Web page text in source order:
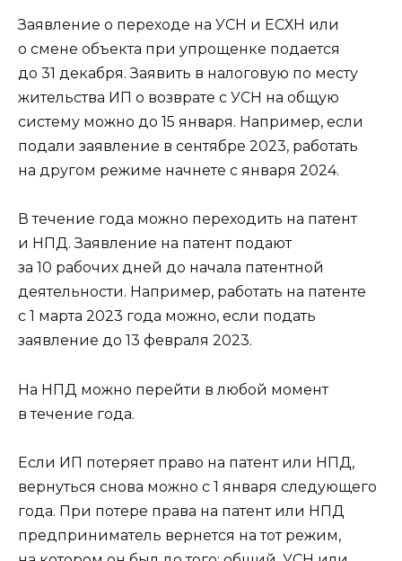
Заявление о переходе на УСН и ЕСХН или
о смене объекта при упрощенке подается
до 31 декабря. Заявить в налоговую по месту
жительства ИП о возврате с УСН на общую
систему можно до 15 января. Например, если
подали заявление в сентябре 2023, работать
на другом режиме начнете с января 2024.
В течение года можно переходить на патент
и НПД. Заявление на патент подают
за 10 рабочих дней до начала патентной
деятельности. Например, работать на патенте
с 1 марта 2023 года можно, если подать
заявление до 13 февраля 2023.
На НПД можно перейти в любой момент
в течение года.
Если ИП потеряет право на патент или НПД,
вернуться снова можно с 1 января следующего
года. При потере права на патент или НПД
предприниматель вернется на тот режим,